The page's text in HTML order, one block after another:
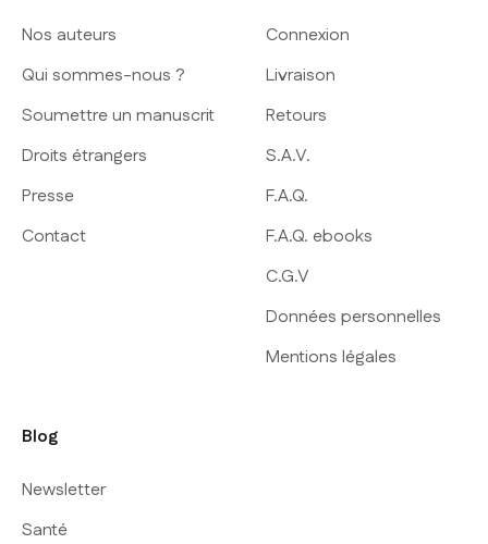
Nos auteurs
Qui sommes-nous ?
Soumettre un manuscrit
Droits étrangers
Presse
Contact
Connexion
Livraison
Retours
S.A.V.
F.A.Q.
F.A.Q. ebooks
C.G.V
Données personnelles
Mentions légales
Blog
Newsletter
Santé